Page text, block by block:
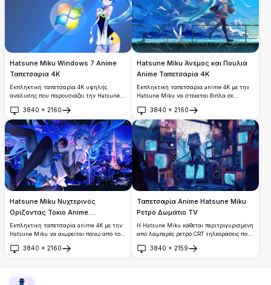
ποιότητα ιδανική για οποιαδήποτε οθόνη.
Hatsune Miku Windows 7 Anime
Ταπετσαρία 4K
Εκπληκτική ταπετσαρία 4K υψηλής
ανάλυσης που παρουσιάζει την Hatsune
στο εμβληματικό λογότυπο των Windows
7. Ιδανική για λάτρεις του anime και του
τεχνολογίας που αναζητούν ένα ζωντανό
και εντυπωσιακό φόντο επιφάνειας
εργασίας.
3840 × 2160
Άνοιγμα
Hatsune Miku Άνεμος και Πουλιά
Anime Ταπετσαρία 4K
Εκπληκτική ταπετσαρία anime 4K με την
Hatsune Miku να στέκεται δίπλα σε
κυανές της κοτσίδες να κυματίζουν στον
άνεμο, περιτριγυρισμένη από λευκά
πουλιά που πετούν σε ένα δραματικό
γαλάζιο ουρανό.
3840 × 2160
Άνοιγμα
Hatsune Miku Νυχτερινός
Ορίζοντας Τόκιο Anime
Ταπετσαρία
Εκπληκτική ταπετσαρία anime 4K με την
Hatsune Miku να αιωρείται πάνω από τον
λαμπερά νέον φώτα της πόλης και τον
3840 × 2160
Άνοιγμα
Ταπετσαρία Anime Hatsune Miku
Ρετρό Δωμάτιο TV
Η Hatsune Miku κάθεται περιτριγυρισμένη
από λαμπερές ρετρό CRT τηλεοράσεις που
εκπληκτικό έργο τέχνης anime
3840 × 2159
Άνοιγμα